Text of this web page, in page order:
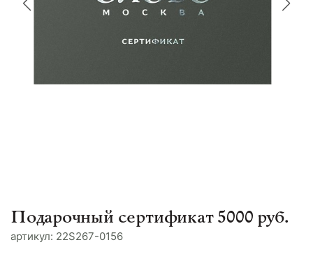
Подарочный сертификат 5000 руб.
aртикул: 22S267-0156